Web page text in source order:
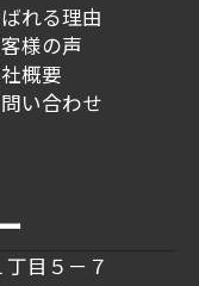
れる理由
様の声
概要
い合わせ
目５－７